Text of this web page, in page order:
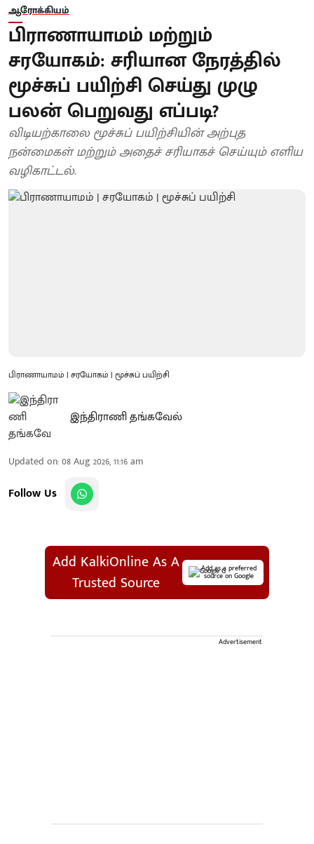
ஆரோக்கியம்
பிராணாயாமம் மற்றும்
சரயோகம்: சரியான நேரத்தில்
மூச்சுப் பயிற்சி செய்து முழு
பலன் பெறுவது எப்படி?
விடியற்காலை மூச்சுப் பயிற்சியின் அற்புத
நன்மைகள் மற்றும் அதைச் சரியாகச் செய்யும் எளிய
வழிகாட்டல்.
பிராணாயாமம் | சரயோகம் | மூச்சுப் பயிற்சி
இந்திராணி தங்கவேல்
Updated on:08 Aug 2026, 11:16 am
Follow Us
Add KalkiOnline As A
Trusted Source
Add as a preferred
source on Google
Advertisement